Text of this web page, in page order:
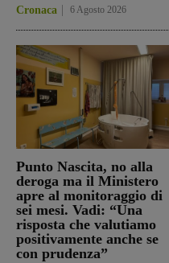
Cronaca 6 Agosto 2026
Punto Nascita, no alla
deroga ma il Ministero
apre al monitoraggio di
sei mesi. Vadi: “Una
risposta che valutiamo
positivamente anche se
con prudenza”